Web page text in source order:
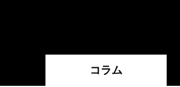
コラム